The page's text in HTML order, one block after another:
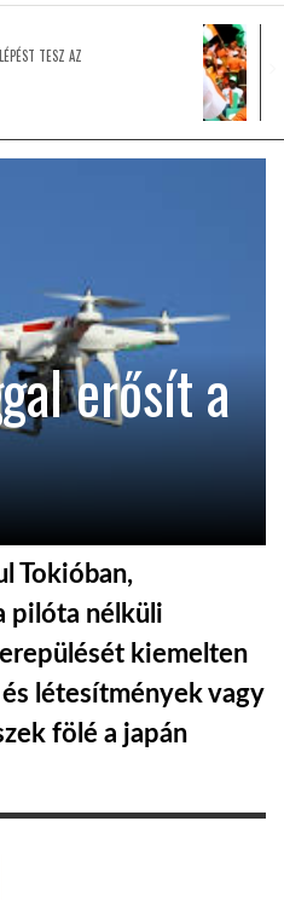
TESZ AZ
erősít a
Tokióban,
pilóta nélküli
kiemelten
létesítmények vagy
fölé a japán